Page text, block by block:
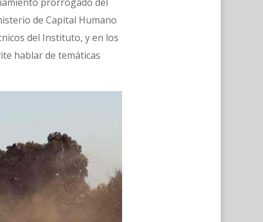
de Capital Humano
del Instituto, y en los
hablar de temáticas